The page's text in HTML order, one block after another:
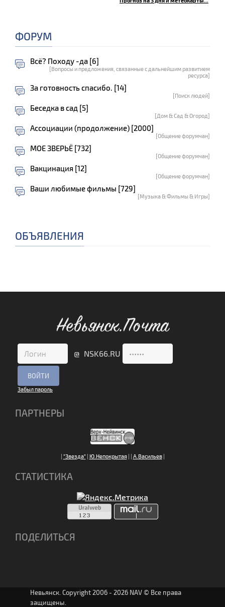
ФОРУМ
Всё? Походу -да [6]
[Вопросы и предложения, связанные с дальнейшим развитием
ресурса]
За готовность спасибо. [14]
[Поиск людей]
Беседка в сад [5]
[Дом & Сад & Огород]
Ассоциации (продолжение) [2000]
[Общение форумчан]
МОЕ ЗВЕРЬЁ [732]
[Общение форумчан]
Вакцинация [12]
[Общение форумчан]
Ваши любимые фильмы [729]
[Музыка & Фильмы & Игры]
ОБЪЯВЛЕНИЯ
Невьянск.Почта
@ NSK66.RU
Забыл пароль
ПАРТНЕРЫ
| "Звезда"| Ю.Непокрытая| | А.Васильев|
СТАТИСТИКА
ПОДЕЛИТЬСЯ
Невьянск. Copyright 2006 - 2026 NAV © Все права
защищены.